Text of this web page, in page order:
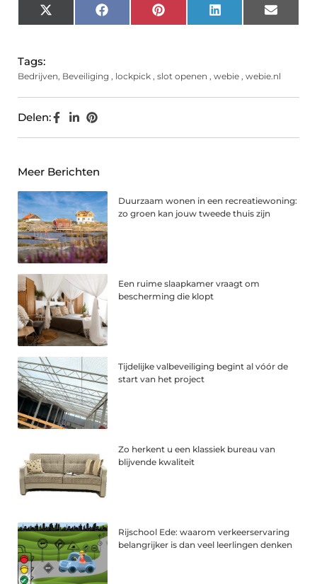
X
(Twitter)
FacebookPinterest LinkedIn Email
Tags:
Bedrijven, Beveiliging , lockpick , slot openen , webie , webie.nl
Delen:
Meer Berichten
Duurzaam wonen in een recreatiewoning:
zo groen kan jouw tweede thuis zijn
Een ruime slaapkamer vraagt om
bescherming die klopt
Tijdelijke valbeveiliging begint al vóór de
start van het project
Zo herkent u een klassiek bureau van
blijvende kwaliteit
Rijschool Ede: waarom verkeerservaring
belangrijker is dan veel leerlingen denken